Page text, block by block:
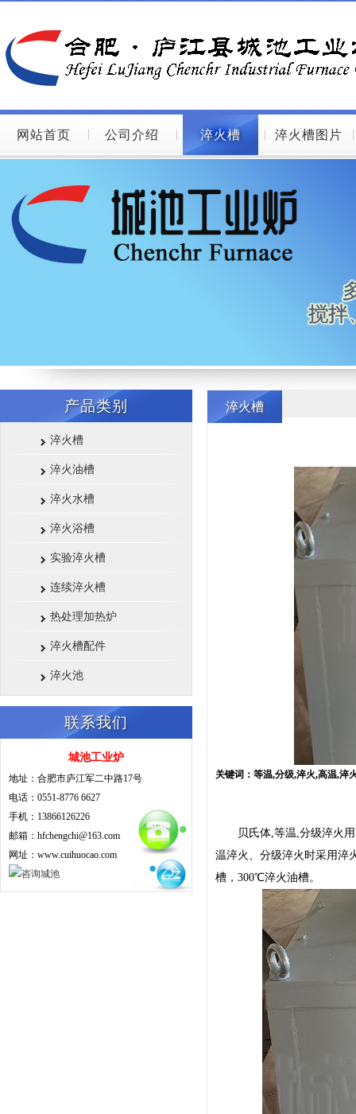
网站首页 公司介绍 淬火槽 淬火槽图片
产品类别
淬火槽
淬火油槽
淬火水槽
淬火浴槽
实验淬火槽
连续淬火槽
热处理加热炉
淬火槽配件
淬火池
联系我们
城池工业炉
地址：合肥市庐江军二中路17号
电话：0551-8776 6627
手机：13866126226
邮箱：hfchengchi@163.com
网址：www.cuihuocao.com
淬火槽
关键词：等温,分级,淬火,高温,淬
贝氏体,等温,分级淬火用
温淬火、分级淬火时采用淬
槽，300℃淬火油槽。